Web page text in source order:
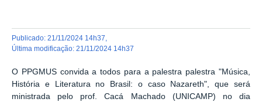
publicado: 21/11/2024 14h37
última modificação: 21/11/2024 14h37
O PPGMUS convida a todos para a palestra palestra "Música,
História e Literatura no Brasil: o caso Nazareth", que será
ministrada pelo prof. Cacá Machado (UNICAMP) no dia